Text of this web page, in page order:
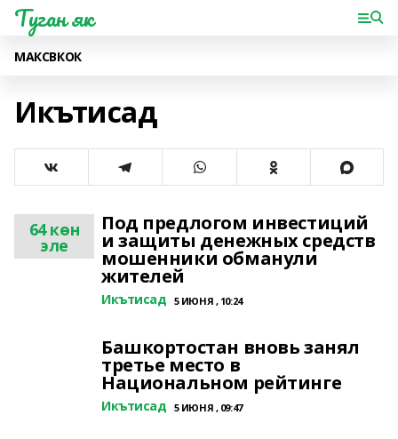
Туган як
МАКСВКОК
Икътисад
64 көн
эле
Под предлогом инвестиций
и защиты денежных средств
мошенники обманули
жителей
Икътисад 5 ИЮНЯ , 10:24
Башкортостан вновь занял
третье место в
Национальном рейтинге
Икътисад 5 ИЮНЯ , 09:47